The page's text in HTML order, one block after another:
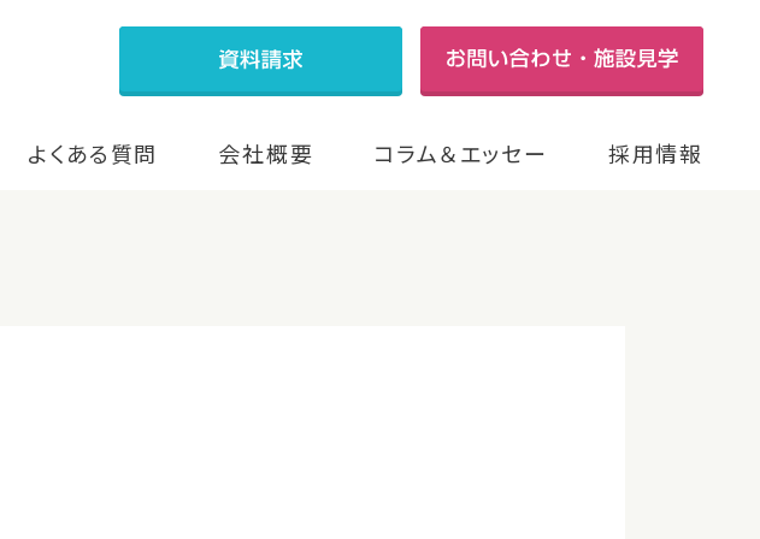
よくある質問 会社概要 コラム＆エッセー 採用情報